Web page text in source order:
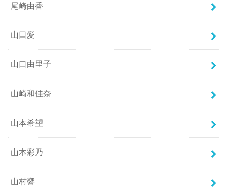
尾崎由香
山口愛
山口由里子
山崎和佳奈
山本希望
山本彩乃
山村響